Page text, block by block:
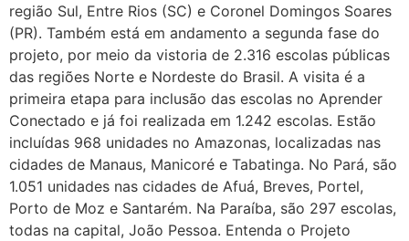
região Sul, Entre Rios (SC) e Coronel Domingos Soares
(PR). Também está em andamento a segunda fase do
projeto, por meio da vistoria de 2.316 escolas públicas
das regiões Norte e Nordeste do Brasil. A visita é a
primeira etapa para inclusão das escolas no Aprender
Conectado e já foi realizada em 1.242 escolas. Estão
incluídas 968 unidades no Amazonas, localizadas nas
cidades de Manaus, Manicoré e Tabatinga. No Pará, são
1.051 unidades nas cidades de Afuá, Breves, Portel,
Porto de Moz e Santarém. Na Paraíba, são 297 escolas,
todas na capital, João Pessoa. Entenda o Projeto